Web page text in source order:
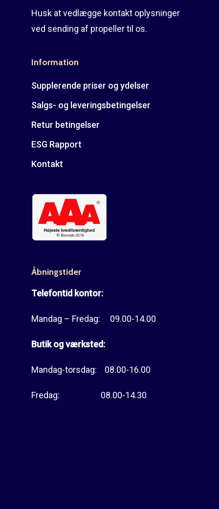
Husk at vedlægge kontakt oplysninger
ved sending af propeller til os.
Information
Supplerende priser og ydelser
Salgs- og leveringsbetingelser
Retur betingelser
ESG Rapport
Kontakt
Åbningstider
Telefontid kontor:
Mandag – Fredag: 09.00-14.00
Butik og værksted:
Mandag-torsdag: 08.00-16.00
Fredag: 08.00-14.30
Er min propel højre
venstre?
Rudes Propeller
T: 75 59 43 22